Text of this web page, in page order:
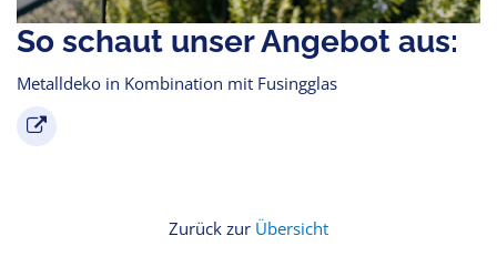
So schaut unser Angebot aus:
Metalldeko in Kombination mit Fusingglas
Zurück zur Übersicht